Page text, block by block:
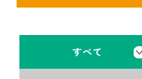
すべて